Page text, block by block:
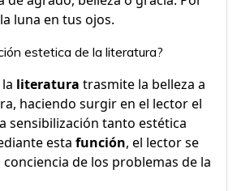
luna en tus ojos.
estetica de la literatura?
literatura trasmite la belleza a
haciendo surgir en el lector el
sensibilización tanto estética
esta función, el lector se
de los problemas de la